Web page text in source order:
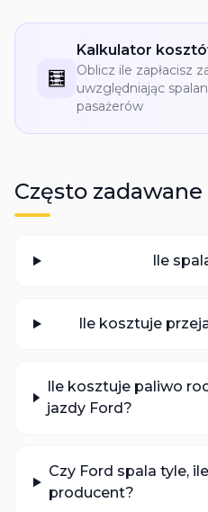
🧮
Kalkulator
Oblicz ile zapłacisz
uwzględniając
pasażerów
Często
Ile
Ile kosztuje
Ile kosztuje paliwo
jazdy Ford?
Czy Ford spala tyle,
producent?